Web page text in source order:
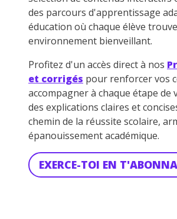
des parcours d'apprentissage
éducation où chaque élève
environnement bienveillant.
Profitez d'un accès direct à nos
et corrigés pour renforcer vos
accompagner à chaque étape
des explications claires et
chemin de la réussite scolaire,
épanouissement académique.
EXERCE-TOI EN